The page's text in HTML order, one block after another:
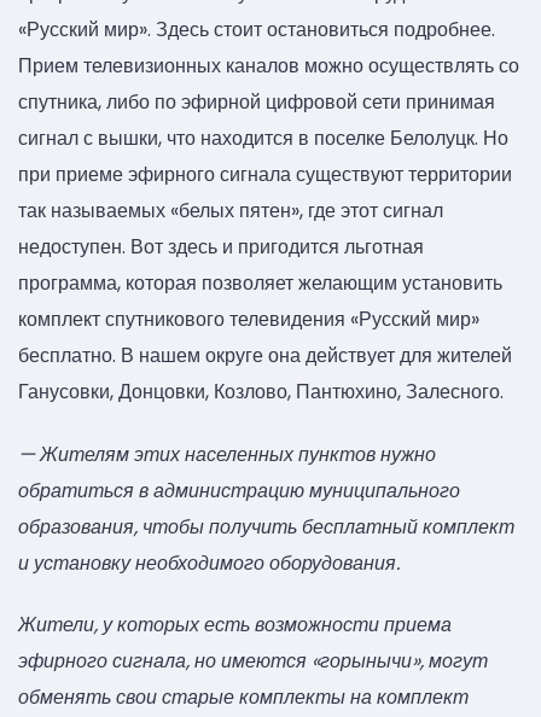
«Русский мир». Здесь стоит остановиться подробнее.
Прием телевизионных каналов можно осуществлять со
спутника, либо по эфирной цифровой сети принимая
сигнал с вышки, что находится в поселке Белолуцк. Но
при приеме эфирного сигнала существуют территории
так называемых «белых пятен», где этот сигнал
недоступен. Вот здесь и пригодится льготная
программа, которая позволяет желающим установить
комплект спутникового телевидения «Русский мир»
бесплатно. В нашем округе она действует для жителей
Ганусовки, Донцовки, Козлово, Пантюхино, Залесного.
— Жителям этих населенных пунктовнужно
обратиться в администрацию муниципального
образования, чтобы получить бесплатный комплект
и установку необходимого оборудования.
Жители, у которых есть возможности приема
эфирного сигнала, но имеются «горынычи», могут
обменять свои старые комплекты на комплект